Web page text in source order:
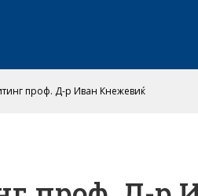
проф. Д-р Иван Кнежевиќ